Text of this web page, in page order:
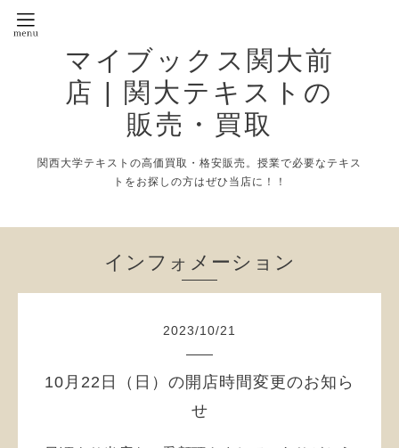
マイブックス関大前
店 | 関大テキストの
販売・買取
関西大学テキストの高価買取・格安販売。授業で必要なテキス
トをお探しの方はぜひ当店に！！
インフォメーション
2023/10/21
10月22日（日）の開店時間変更のお知ら
せ